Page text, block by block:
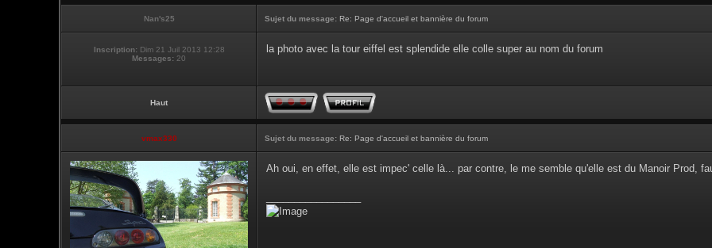
Nan's25 Sujet du message: Re: Page d'accueil et bannière du forum
Inscription: Dim 21 Juil 2013 12:28
Messages: 20
la photo avec la tour eiffel est splendide elle colle super au nom du forum
Haut
vmax330 Sujet du message: Re: Page d'accueil et bannière du forum
Ah oui, en effet, elle est impec' celle là... par contre, le me semble qu'elle est du Manoir Prod,